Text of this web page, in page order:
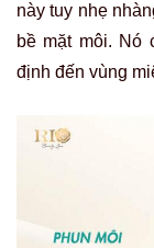
này tuy nhẹ
bề mặt môi. Nó
định đến vùng